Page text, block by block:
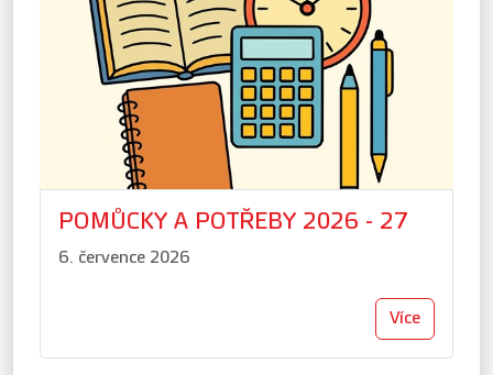
POMŮCKY A POTŘEBY 2026 - 27
6. července 2026
Více